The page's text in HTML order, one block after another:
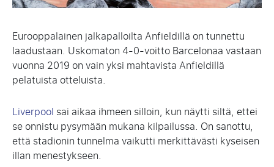
Eurooppalainen jalkapalloilta Anfieldillä on tunnettu
laadustaan. Uskomaton 4-0-voitto Barcelonaa vastaan
vuonna 2019 on vain yksi mahtavista Anfieldillä
pelatuista otteluista.
Liverpool sai aikaa ihmeen silloin, kun näytti siltä, ettei
se onnistu pysymään mukana kilpailussa. On sanottu,
että stadionin tunnelma vaikutti merkittävästi kyseisen
illan menestykseen.